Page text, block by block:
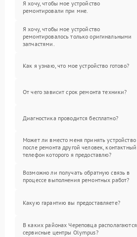
Я хочу, чтобы мое устройство
ремонтировали при мне.
Я хочу, чтобы мое устройство
ремонтировалось только оригинальными
запчастями.
Как я узнаю, что мое устройство готово?
От чего зависит срок ремонта техники?
Диагностика проводится бесплатно?
Может ли вместо меня принять устройство
после ремонта другой человек, контактный
телефон которого я предоставлю?
Возможно ли получать обратную связь в
процессе выполнения ремонтных работ?
Какую гарантию вы предоставляете?
В каких районах Череповца располагаются
сервисные центры Olympus?